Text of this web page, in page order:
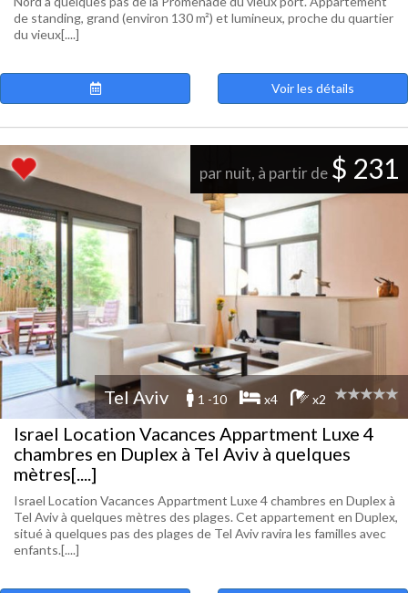
de standing, grand (environ 130 m²) et lumineux, proche du quartier
du vieux[....]
Voir les détails
par nuit, à partir de $ 231
Tel Aviv 1 -10 x4 x2
Israel Location Vacances Appartment Luxe 4
chambres en Duplex à Tel Aviv à quelques
mètres[....]
Israel Location Vacances Appartment Luxe 4 chambres en Duplex à
Tel Aviv à quelques mètres des plages. Cet appartement en Duplex,
situé à quelques pas des plages de Tel Aviv ravira les familles avec
enfants.[....]